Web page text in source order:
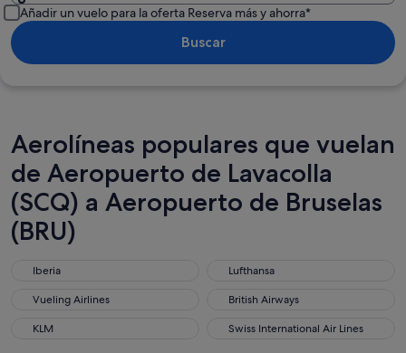
Añadir un vuelo para la oferta Reserva más y ahorra*
Buscar
Aerolíneas populares que vuelan
de Aeropuerto de Lavacolla
(SCQ) a Aeropuerto de Bruselas
(BRU)
Iberia
Iberia Lufthansa
Lufthansa
Vueling Airlines
Vueling Airlines British Airways
British Airways
KLM
KLM Swiss International Air Lines
Swiss International Air Lines